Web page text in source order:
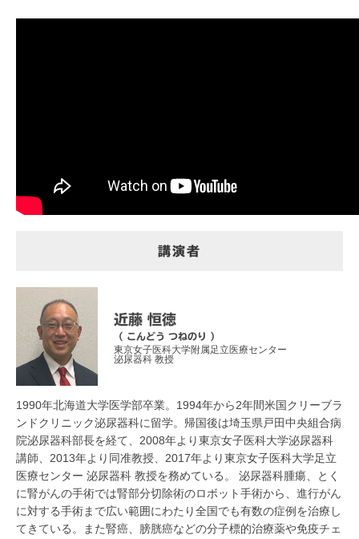
講演者
近藤 恒徳
（ こんどう つねのり ）
東京女子医科大学附属足立医療センター
泌尿器科 教授
1990年北海道大学医学部卒業。1994年から2年間米国クリーブラ
ンドクリニック泌尿器科に留学。帰国後は埼玉県戸田中央組合病
院泌尿器科部長を経て、2008年より東京女子医科大学泌尿器科
講師、2013年より同准教授、2017年より東京女子医科大学足立
医療センター 泌尿器科 教授を務めている。 泌尿器科腫瘍、とく
に腎がんの手術では腎部分切除術のロボット手術から、進行がん
に対する手術まで広い範囲にわたり全国でも有数の症例を治療し
てきている。また腎癌、膀胱癌などの分子標的治療薬や免疫チェ